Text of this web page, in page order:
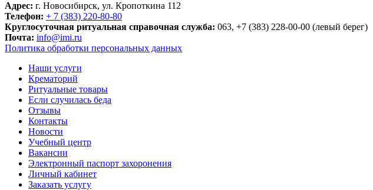
Адрес: г. Новосибирск, ул. Кропоткина 112
Телефон: + 7 (383) 220-80-80
Круглосуточная ритуальная справочная служба: 063, +7 (383) 228-00-00 (левый берег)
Почта: info@imi.ru
Политика обработки персональных данных
Наши услуги
Крематорий
Ритуальные товары
Если случилась беда
Отзывы
Контакты
Новости
Учебный центр
Вакансии
Электронный паспорт захоронения
Личный кабинет
Заказать услугу